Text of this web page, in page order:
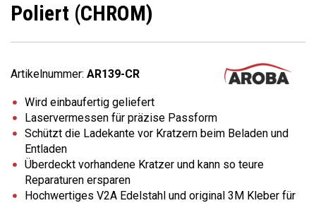
Poliert (CHROM)
Artikelnummer: AR139-CR
Wird einbaufertig geliefert
Laservermessen für präzise Passform
Schützt die Ladekante vor Kratzern beim Beladen und
Entladen
Überdeckt vorhandene Kratzer und kann so teure
Reparaturen ersparen
Hochwertiges V2A Edelstahl und original 3M Kleber für